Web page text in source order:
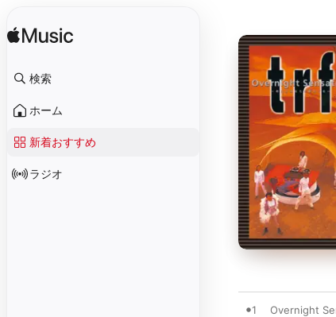
検索
ホーム
新着おすすめ
ラジオ
1 Overnight